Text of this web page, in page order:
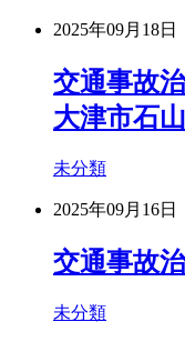
2025年09月18日
交通事故
大津市石山
未分類
2025年09月16日
交通事故
未分類